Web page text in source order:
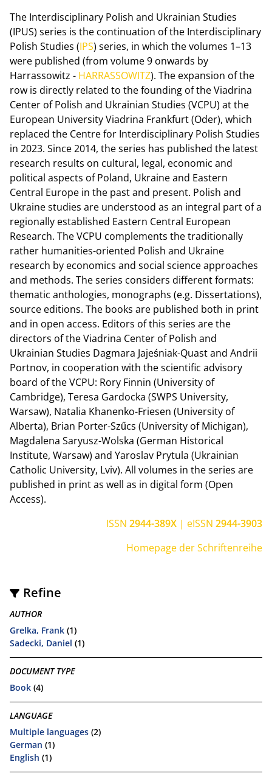
The Interdisciplinary Polish and Ukrainian Studies
(IPUS) series is the continuation of the Interdisciplinary
Polish Studies (IPS) series, in which the volumes 1–13
were published (from volume 9 onwards by
Harrassowitz - HARRASSOWITZ). The expansion of the
row is directly related to the founding of the Viadrina
Center of Polish and Ukrainian Studies (VCPU) at the
European University Viadrina Frankfurt (Oder), which
replaced the Centre for Interdisciplinary Polish Studies
in 2023. Since 2014, the series has published the latest
research results on cultural, legal, economic and
political aspects of Poland, Ukraine and Eastern
Central Europe in the past and present. Polish and
Ukraine studies are understood as an integral part of a
regionally established Eastern Central European
Research. The VCPU complements the traditionally
rather humanities-oriented Polish and Ukraine
research by economics and social science approaches
and methods. The series considers different formats:
thematic anthologies, monographs (e.g. Dissertations),
source editions. The books are published both in print
and in open access. Editors of this series are the
directors of the Viadrina Center of Polish and
Ukrainian Studies Dagmara Jajeśniak-Quast and Andrii
Portnov, in cooperation with the scientific advisory
board of the VCPU: Rory Finnin (University of
Cambridge), Teresa Gardocka (SWPS University,
Warsaw), Natalia Khanenko-Friesen (University of
Alberta), Brian Porter-Szűcs (University of Michigan),
Magdalena Saryusz-Wolska (German Historical
Institute, Warsaw) and Yaroslav Prytula (Ukrainian
Catholic University, Lviv). All volumes in the series are
published in print as well as in digital form (Open
Access).
ISSN 2944-389X | eISSN 2944-3903
Homepage der Schriftenreihe
Refine
AUTHOR
Grelka, Frank (1)
Sadecki, Daniel (1)
DOCUMENT TYPE
Book (4)
LANGUAGE
Multiple languages (2)
German (1)
English (1)